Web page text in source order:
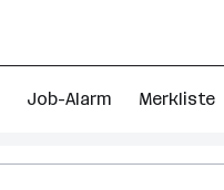
Job-Alarm Merkliste